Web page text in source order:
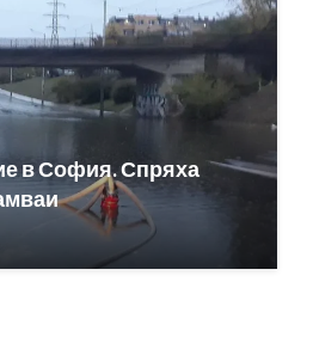
в София. Спряха